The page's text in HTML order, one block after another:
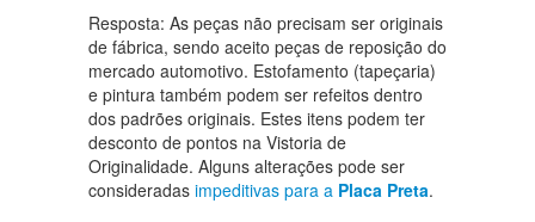
Resposta: As peças não precisam ser originais
de fábrica, sendo aceito peças de reposição do
mercado automotivo. Estofamento (tapeçaria)
e pintura também podem ser refeitos dentro
dos padrões originais. Estes itens podem ter
desconto de pontos na Vistoria de
Originalidade. Alguns alterações pode ser
consideradas impeditivas para a Placa Preta.